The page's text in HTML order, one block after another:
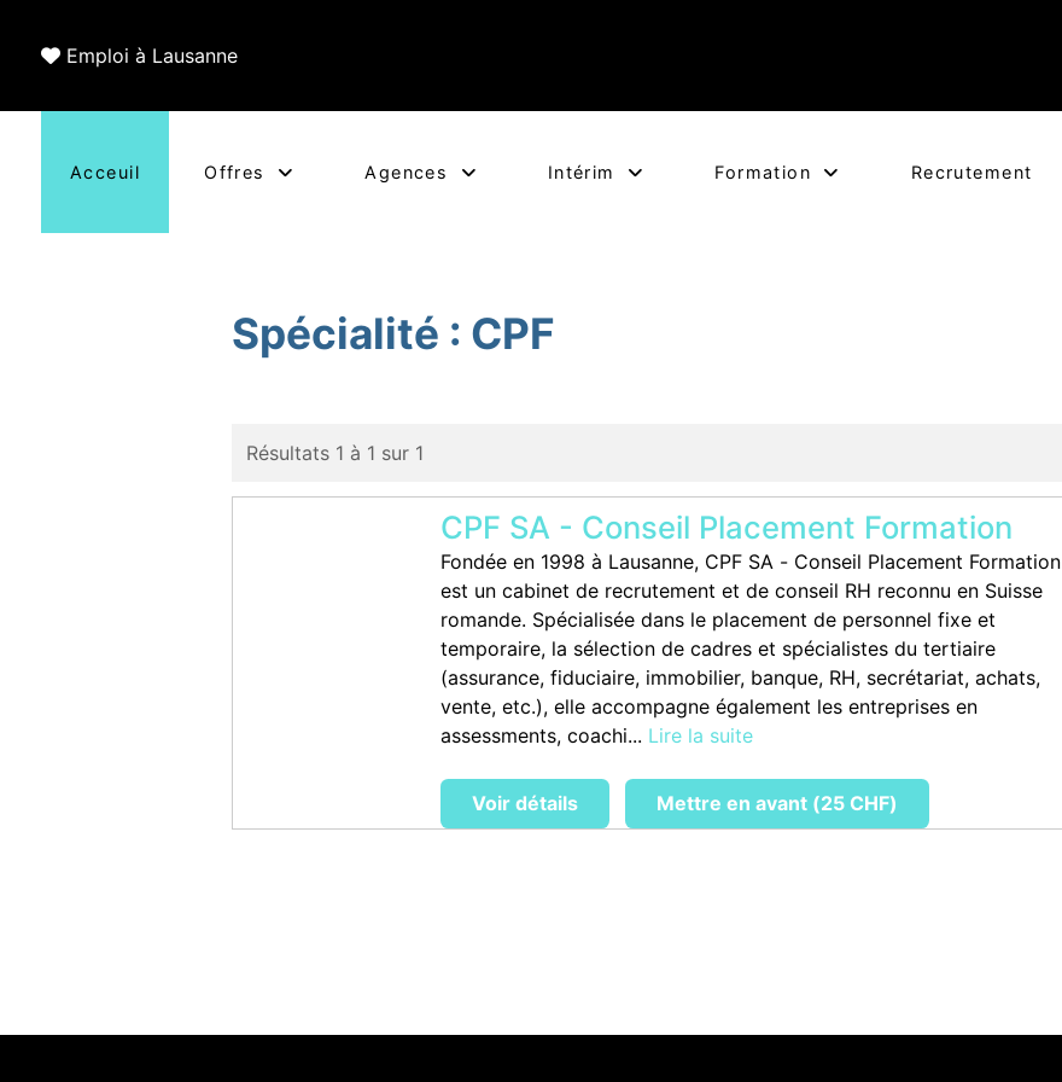
Emploi à Lausanne
Acceuil Offres Agences Intérim Formation Recrutement
Spécialité : CPF
Résultats 1 à 1 sur 1
CPF SA - Conseil Placement Formation
Fondée en 1998 à Lausanne, CPF SA - Conseil Placement Formation
est un cabinet de recrutement et de conseil RH reconnu en Suisse
romande. Spécialisée dans le placement de personnel fixe et
temporaire, la sélection de cadres et spécialistes du tertiaire
(assurance, fiduciaire, immobilier, banque, RH, secrétariat, achats,
vente, etc.), elle accompagne également les entreprises en
assessments, coachi... Lire la suite
Voir détails Mettre en avant (25 CHF)